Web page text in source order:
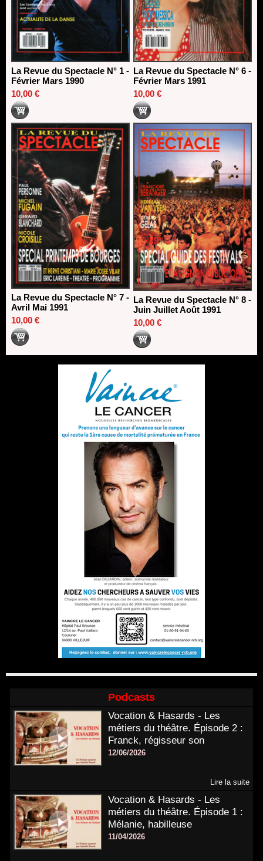
La Revue du Spectacle N° 1 -
Février Mars 1990
10,00 €
La Revue du Spectacle N° 6 -
Février Mars 1991
10,00 €
La Revue du Spectacle N° 7 -
Avril Mai 1991
10,00 €
La Revue du Spectacle N° 8 -
Juin Juillet Août 1991
10,00 €
Podcasts
Vocation & Hasards - Les
métiers du théâtre. Épisode 2 :
Franck, régisseur son
12/06/2026
Lire la suite
Vocation & Hasards - Les
métiers du théâtre. Épisode 1 :
Mélanie, habilleuse
11/04/2026